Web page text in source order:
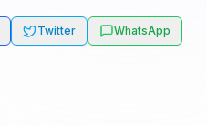
Twitter WhatsApp